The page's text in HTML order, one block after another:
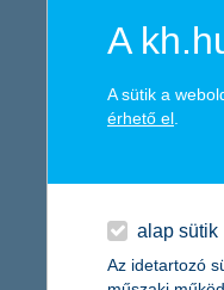
2021.06.30.
Tízből négyen a
százaléka
nagyon
2021.06.28.
A
A sütik a
érhető el
alap sütik
Az idetartozó